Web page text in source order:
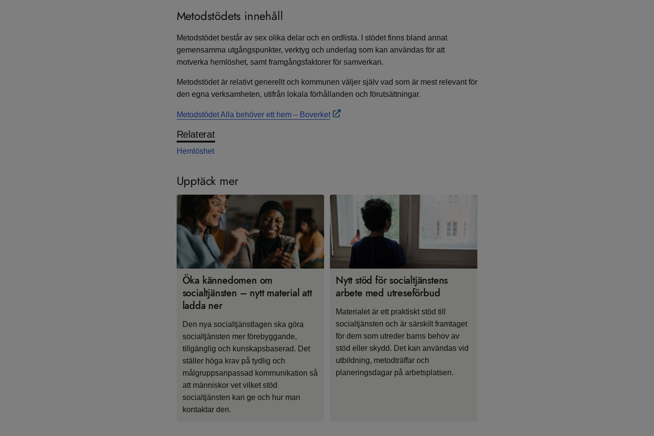
Metodstödets innehåll
Metodstödet består av sex olika delar och en ordlista. I stödet finns bland annat
gemensamma utgångspunkter, verktyg och underlag som kan användas för att
motverka hemlöshet, samt framgångsfaktorer för samverkan.
Metodstödet är relativt generellt och kommunen väljer själv vad som är mest relevant för
den egna verksamheten, utifrån lokala förhållanden och förutsättningar.
Metodstödet Alla behöver ett hem – Boverket
Relaterat
Hemlöshet
Upptäck mer
Öka kännedomen om
socialtjänsten – nytt material att
ladda ner
Den nya socialtjänstlagen ska göra
socialtjänsten mer förebyggande,
tillgänglig och kunskapsbaserad. Det
ställer höga krav på tydlig och
målgruppsanpassad kommunikation så
att människor vet vilket stöd
socialtjänsten kan ge och hur man
kontaktar den.
Nytt stöd för socialtjänstens
arbete med utreseförbud
Materialet är ett praktiskt stöd till
socialtjänsten och är särskilt framtaget
för dem som utreder barns behov av
stöd eller skydd. Det kan användas vid
utbildning, metodträffar och
planeringsdagar på arbetsplatsen.